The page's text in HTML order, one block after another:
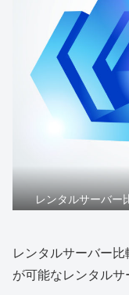
レンタルサーバ
レンタルサーバー
が可能なレンタルサ